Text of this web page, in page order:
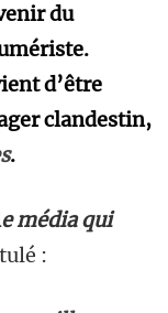
du
d’être
clandestin,
.
e média qui
: